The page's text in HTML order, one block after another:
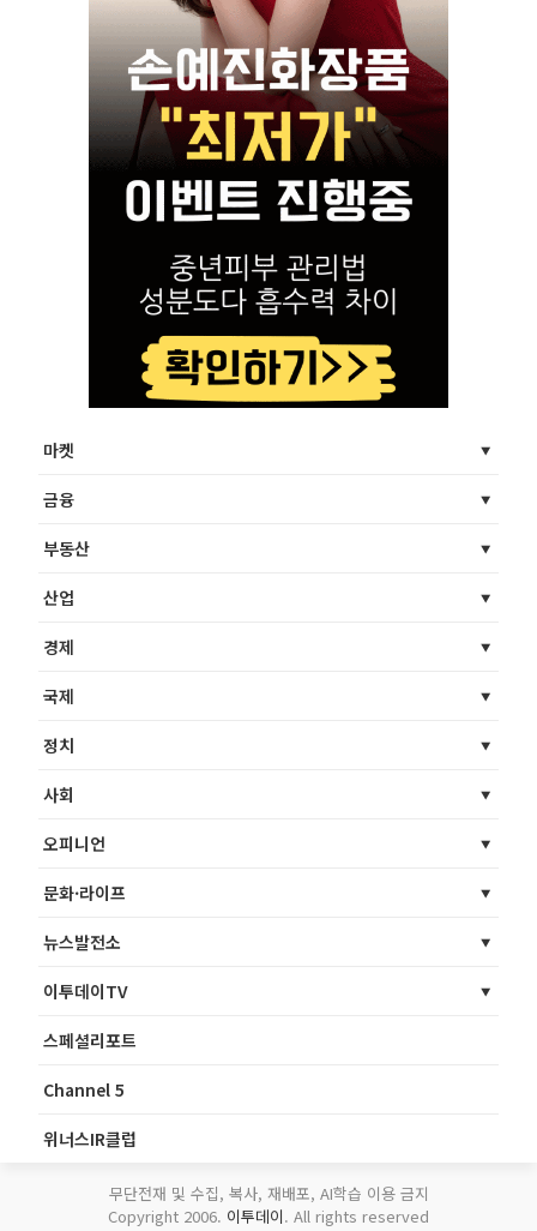
마켓
금융
부동산
산업
경제
국제
정치
사회
오피니언
문화·라이프
뉴스발전소
이투데이TV
스페셜리포트
Channel 5
위너스IR클럽
무단전재 및 수집, 복사, 재배포, AI학습 이용 금지
Copyright 2006. 이투데이. All rights reserved